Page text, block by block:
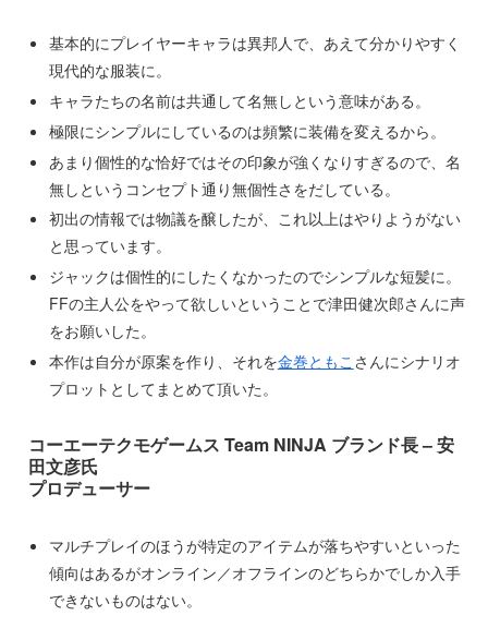
基本的にプレイヤーキャラは異邦人で、あえて分かりやすく
現代的な服装に。
キャラたちの名前は共通して名無しという意味がある。
極限にシンプルにしているのは頻繁に装備を変えるから。
あまり個性的な恰好ではその印象が強くなりすぎるので、名
無しというコンセプト通り無個性さをだしている。
初出の情報では物議を醸したが、これ以上はやりようがない
と思っています。
ジャックは個性的にしたくなかったのでシンプルな短髪に。
FFの主人公をやって欲しいということで津田健次郎さんに声
をお願いした。
本作は自分が原案を作り、それを金巻ともこ さんにシナリオ
プロットとしてまとめて頂いた。
コーエーテクモゲームス Team NINJA ブランド長 – 安
田文彦氏
プロデューサー
マルチプレイのほうが特定のアイテムが落ちやすいといった
傾向はあるがオンライン／オフラインのどちらかでしか入手
できないものはない。